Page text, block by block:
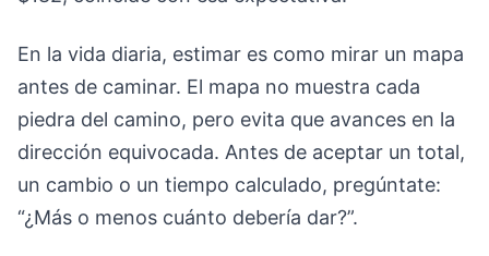
En la vida diaria, estimar es como mirar un mapa
antes de caminar. El mapa no muestra cada
piedra del camino, pero evita que avances en la
dirección equivocada. Antes de aceptar un total,
un cambio o un tiempo calculado, pregúntate:
“¿Más o menos cuánto debería dar?”.